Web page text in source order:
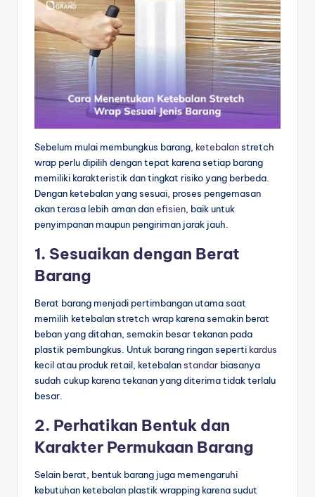
Sebelum mulai membungkus barang, ketebalanstretch
wrap perlu dipilih dengan tepat karena setiap barang
memiliki karakteristik dan tingkat risiko yang berbeda.
Dengan ketebalan yang sesuai, proses pengemasan
akan terasa lebih aman danefisien, baik untuk
penyimpanan maupun pengiriman jarak jauh.
1. Sesuaikan dengan Berat
Barang
Berat barang menjadi pertimbangan utama saat
memilih ketebalan stretch wrap karena semakin berat
beban yang ditahan, semakin besar tekanan pada
plastik pembungkus. Untuk barang ringan seperti kardus
kecil atau produk retail, ketebalanstandar biasanya
sudah cukup karena tekanan yang diterima tidak terlalu
besar.
2. Perhatikan Bentuk dan
Karakter Permukaan Barang
Selain berat, bentuk barang juga memengaruhi
kebutuhan ketebalan plastik wrapping karena sudut